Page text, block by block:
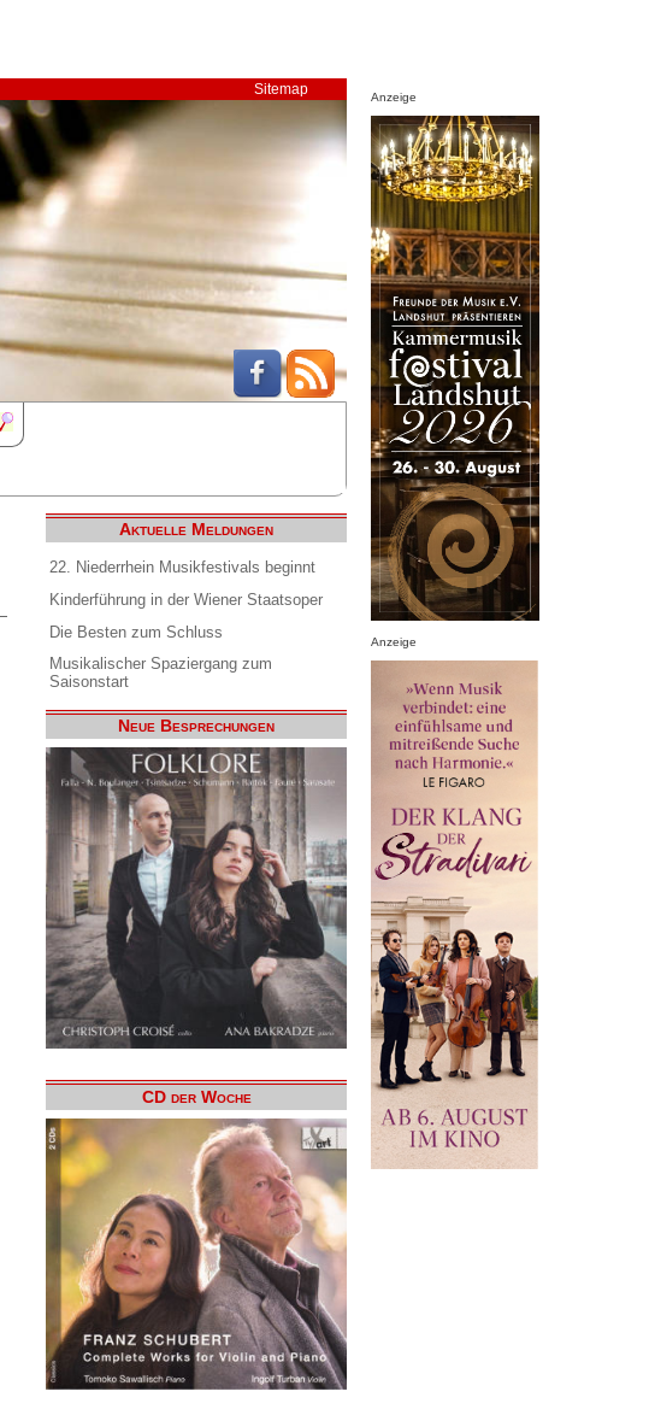
Sitemap
Aktuelle Meldungen
22. Niederrhein Musikfestivals beginnt
Kinderführung in der Wiener Staatsoper
Die Besten zum Schluss
Musikalischer Spaziergang zum
Saisonstart
Neue Besprechungen
CD der Woche
Anzeige
Anzeige